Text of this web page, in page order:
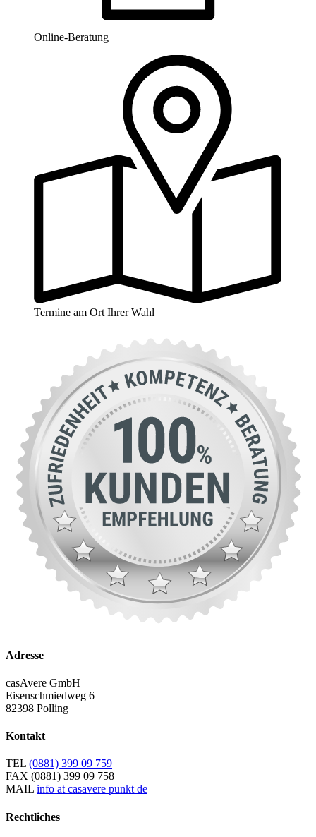
Online-Beratung
Termine am Ort Ihrer Wahl
Adresse
casAvere GmbH
Eisenschmiedweg 6
82398 Polling
Kontakt
TEL (0881) 399 09 759
FAX (0881) 399 09 758
MAIL info at casavere punkt de
Rechtliches